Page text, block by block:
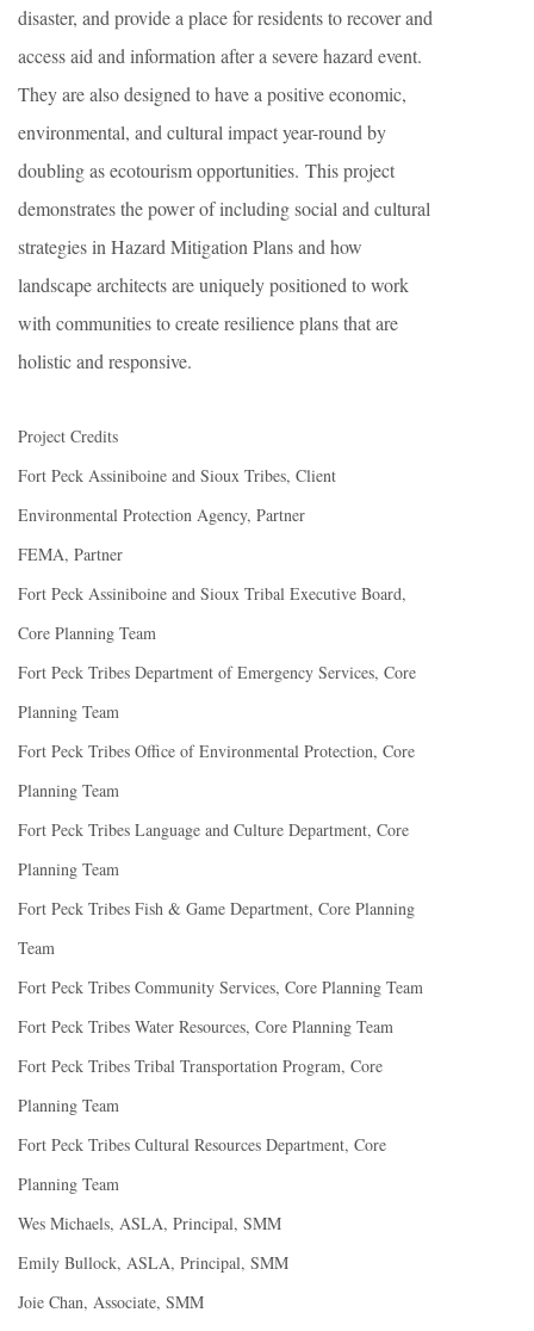
disaster, and provide a place for residents to recover and
access aid and information after a severe hazard event.
They are also designed to have a positive economic,
environmental, and cultural impact year-round by
doubling as ecotourism opportunities. This project
demonstrates the power of including social and cultural
strategies in Hazard Mitigation Plans and how
landscape architects are uniquely positioned to work
with communities to create resilience plans that are
holistic and responsive.
Project Credits
Fort Peck Assiniboine and Sioux Tribes, Client
Environmental Protection Agency, Partner
FEMA, Partner
Fort Peck Assiniboine and Sioux Tribal Executive Board,
Core Planning Team
Fort Peck Tribes Department of Emergency Services, Core
Planning Team
Fort Peck Tribes Office of Environmental Protection, Core
Planning Team
Fort Peck Tribes Language and Culture Department, Core
Planning Team
Fort Peck Tribes Fish & Game Department, Core Planning
Team
Fort Peck Tribes Community Services, Core Planning Team
Fort Peck Tribes Water Resources, Core Planning Team
Fort Peck Tribes Tribal Transportation Program, Core
Planning Team
Fort Peck Tribes Cultural Resources Department, Core
Planning Team
Wes Michaels, ASLA, Principal, SMM
Emily Bullock, ASLA, Principal, SMM
Joie Chan, Associate, SMM